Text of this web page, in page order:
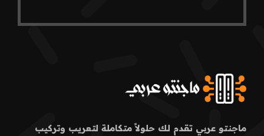
ماجنتو عربي تقدم لك حلولاً متكاملة لتعريب وتركيب